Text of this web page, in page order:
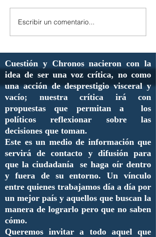
Escribir un comentario...
Cuestión y Chronos nacieron con la
idea de ser una voz crítica, no como
una acción de desprestigio visceral y
vacío; nuestra crítica irá con
propuestas que permitan a los
políticos reflexionar sobre las
decisiones que toman.
Este es un medio de información que
servirá de contacto y difusión para
que la ciudadanía se haga oír dentro
y fuera de su entorno. Un vínculo
entre quienes trabajamos día a día por
un mejor país y aquellos que buscan la
manera de lograrlo pero que no saben
cómo.
Queremos invitar a todo aquel que